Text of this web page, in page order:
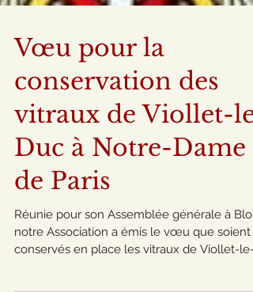
Vœu pour la
conservation des
vitraux de Viollet-le-
Duc à Notre-Dame
de Paris
Réunie pour son Assemblée générale à